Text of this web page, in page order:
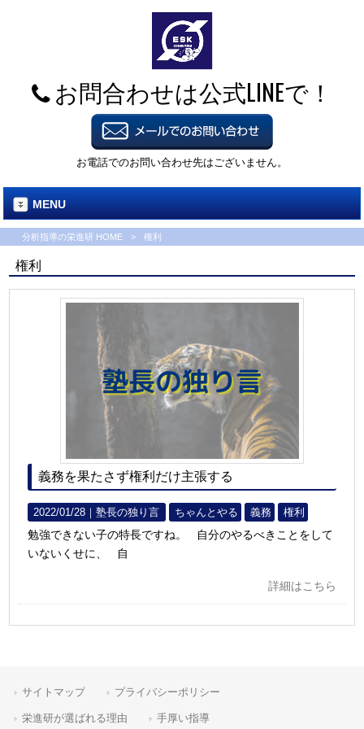
お問合わせは公式LINEで！
お電話でのお問い合わせ先はございません。
MENU
分析指導の栄進研 HOME > 権利
権利
義務を果たさず権利だけ主張する
2022/01/28｜塾長の独り言 ちゃんとやる 義務 権利
勉強できない子の特長ですね。 自分のやるべきことをして
いないくせに、 自
詳細はこちら
サイトマップ プライバシーポリシー
栄進研が選ばれる理由 手厚い指導